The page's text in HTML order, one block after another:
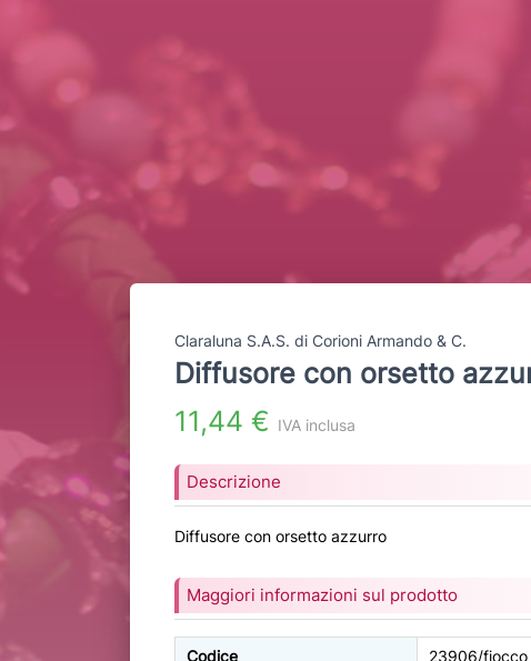
Claraluna S.A.S. di Corioni Armando & C.
Diffusore con orsetto
11,44 € IVA inclusa
Descrizione
Diffusore con orsetto azzurro
Maggiori informazioni sul prodotto
Codice 23906/fiocco